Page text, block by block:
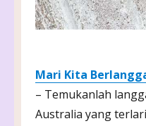
Mari Kita
– Temukanlah
Australia yang